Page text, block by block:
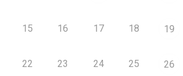
15 16 17 18 19
22 23 24 25 26